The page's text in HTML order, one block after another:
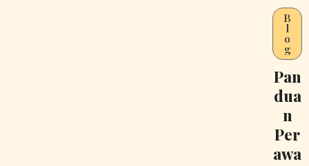
B
l
o
g
Pan
dua
n
Per
awa